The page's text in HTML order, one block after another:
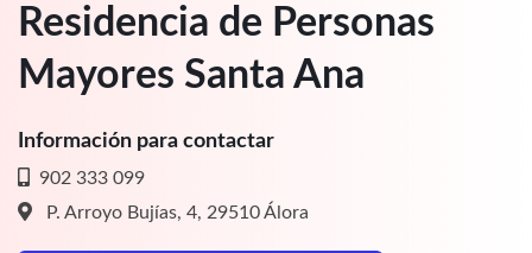
Residencia de Personas
Mayores Santa Ana
Información para contactar
902 333 099
P. Arroyo Bujías, 4, 29510 Álora